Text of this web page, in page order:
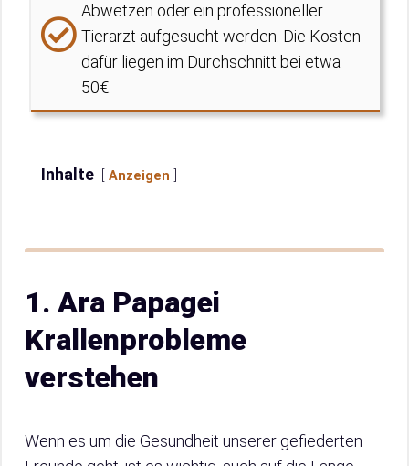
Abwetzen oder ein professioneller
Tierarzt aufgesucht werden. Die Kosten
dafür liegen im Durchschnitt bei etwa
50€.
Inhalte Anzeigen
1. Ara Papagei
Krallenprobleme
verstehen
Wenn es um die Gesundheit unserer gefiederten